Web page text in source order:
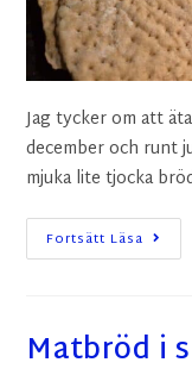
Jag tycker om att
december och runt
mjuka lite tjocka
Fortsätt Läsa
Matbröd i